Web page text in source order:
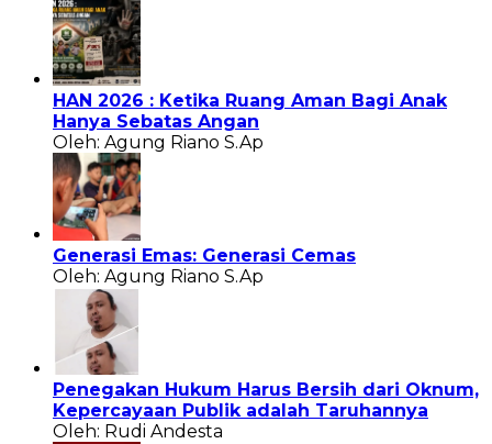
HAN 2026 : Ketika Ruang Aman Bagi Anak
Hanya Sebatas Angan
Oleh: Agung Riano S.Ap
Generasi Emas: Generasi Cemas
Oleh: Agung Riano S.Ap
Penegakan Hukum Harus Bersih dari Oknum,
Kepercayaan Publik adalah Taruhannya
Oleh: Rudi Andesta